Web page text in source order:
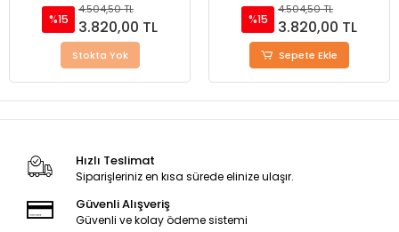
%15
4.504,50 TL
3.820,00 TL
Stokta Yok
%15
4.504,50 TL
3.820,00 TL
Sepete Ekle
Hızlı Teslimat
Siparişleriniz en kısa sürede elinize ulaşır.
Güvenli Alışveriş
Güvenli ve kolay ödeme sistemi